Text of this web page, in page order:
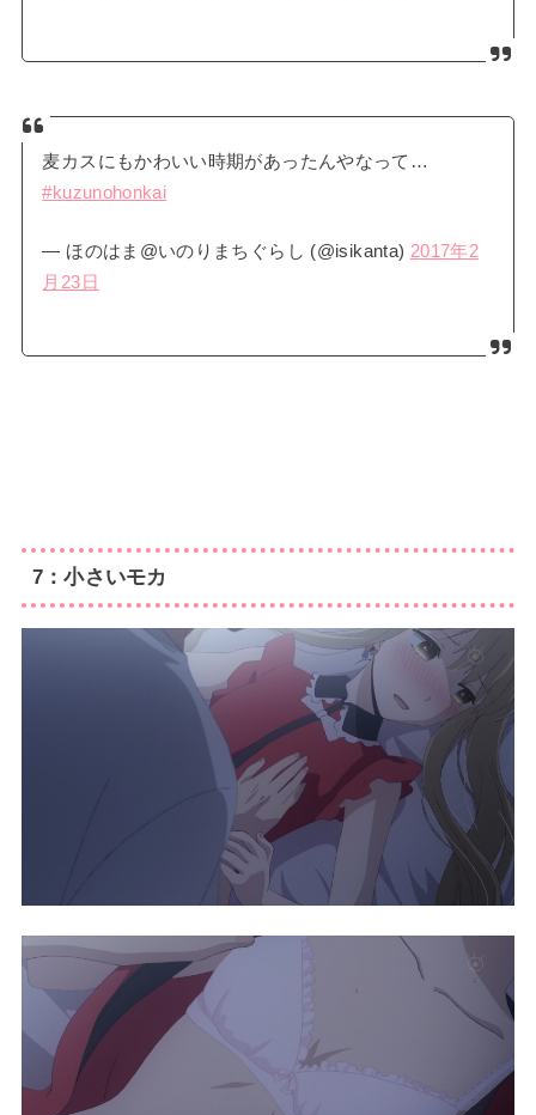
麦カスにもかわいい時期があったんやなって…
#kuzunohonkai
— ほのはま@いのりまちぐらし (@isikanta) 2017年2
月23日
7：小さいモカ